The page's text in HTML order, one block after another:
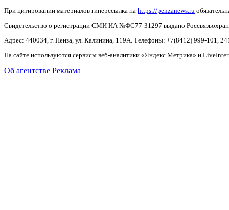
При цитировании материалов гиперссылка на https://penzanews.ru
Свидетельство о регистрации СМИ ИА №ФС77-31297 выдано
Адрес: 440034, г. Пенза, ул. Калинина, 119А. Телефоны: +7(8412) 999-101,
На сайте используются сервисы веб-аналитики «Яндекс.Метрика» и
Об агентстве Реклама